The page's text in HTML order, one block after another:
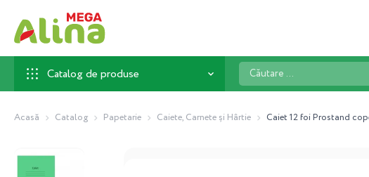
Catalog de produse
Căutare
...
Acasă Catalog Papetarie Caiete, Carnete și Hârtie Caiet 12 foi Prostand